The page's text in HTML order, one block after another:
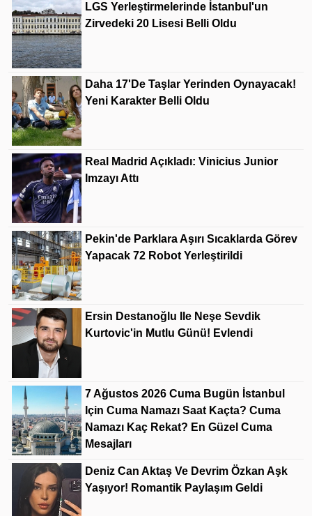
LGS Yerleştirmelerinde İstanbul'un
Zirvedeki 20 Lisesi Belli Oldu
Daha 17'de Taşlar Yerinden Oynayacak!
Yeni Karakter Belli Oldu
Real Madrid Açıkladı: Vinicius Junior
Imzayı Attı
Pekin'de Parklara Aşırı Sıcaklarda Görev
Yapacak 72 Robot Yerleştirildi
Ersin Destanoğlu Ile Neşe Sevdik
Kurtovic'in Mutlu Günü! Evlendi
7 Ağustos 2026 Cuma Bugün İstanbul
Için Cuma Namazı Saat Kaçta? Cuma
Namazı Kaç Rekat? En Güzel Cuma
Mesajları
Deniz Can Aktaş Ve Devrim Özkan Aşk
Yaşıyor! Romantik Paylaşım Geldi